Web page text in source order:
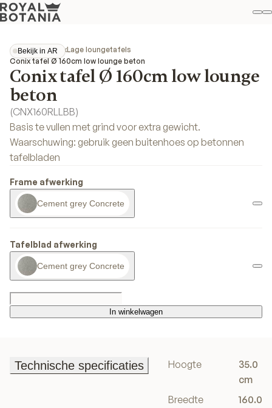
Bekijk in AR
Bekijk in AR
Collecties ConixLage loungetafels
Conix tafel Ø 160cm low lounge beton
Conix tafel Ø 160cm low lounge
beton
(CNX160RLLBB)
Basis te vullen met grind voor extra gewicht.
Waarschuwing: gebruik geen buitenhoes op betonnen
tafelbladen
Frame afwerking
Cement grey Concrete
Tafelblad afwerking
Cement grey Concrete
In winkelwagen
In winkelwagen
Technische specificaties
Hoogte
35.0
cm
Breedte
160.0